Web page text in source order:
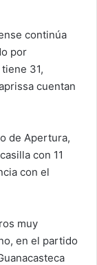
continúa
por
31,
cuentan
de Apertura,
con 11
con el
muy
en el partido